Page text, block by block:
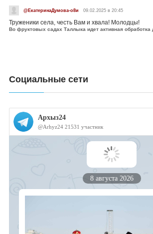
@ЕкатеринаДумова-о8и 09.02.2025 в 20:45
Труженики села, честь Вам и хвала! Молодцы!
Во фруктовых садах Таллыка идет активная обработка
Социальные сети